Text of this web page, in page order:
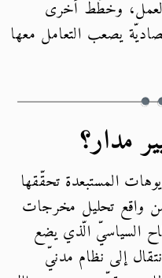
العمل، وخطّط أخرى
يصعب التعامل معها
مدار؟
المستبعدة تحقّقها
واقع تحليل مخرجات
السياسيّ الّذي يضع
إلى نظام مدنيّ